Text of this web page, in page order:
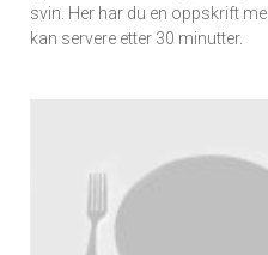
svin. Her har du en oppskrift
kan servere etter 30 minutter.